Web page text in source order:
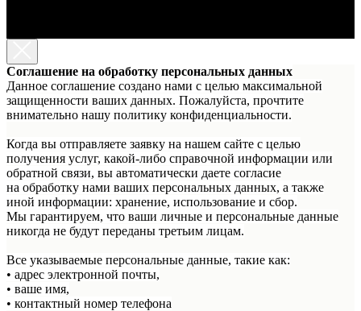
Соглашение на обработку персональных данных
Данное соглашение создано нами с целью максимальной
защищенности ваших данных. Пожалуйста, прочтите
внимательно нашу политику конфиденциальности.
Когда вы отправляете заявку на нашем сайте с целью
получения услуг, какой-либо справочной информации или
обратной связи, вы автоматически даете согласие
на обработку нами ваших персональных данных, а также
иной информации: хранение, использование и сбор.
Мы гарантируем, что ваши личные и персональные данные
никогда не будут переданы третьим лицам.
Все указываемые персональные данные, такие как:
• адрес электронной почты,
• ваше имя,
• контактный номер телефона